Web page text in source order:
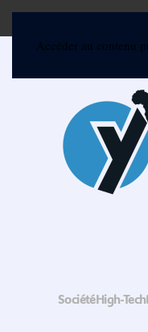
Accéder au contenu
SociétéHigh-Tech